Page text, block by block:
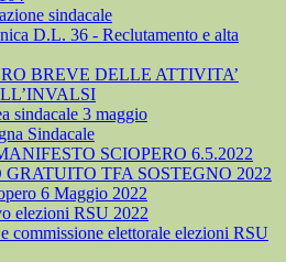
sindacale
D.L. 36 - Reclutamento e alta
BREVE DELLE ATTIVITA’
sindacale 3 maggio
Sindacale
SCIOPERO 6.5.2022
GRATUITO TFA SOSTEGNO 2022
6 Maggio 2022
elezioni RSU 2022
commissione elettorale elezioni RSU